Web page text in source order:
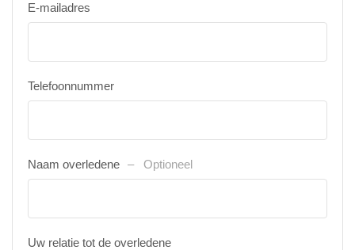
E-mailadres
Telefoonnummer
Naam overledene Optioneel
Uw relatie tot de overledene